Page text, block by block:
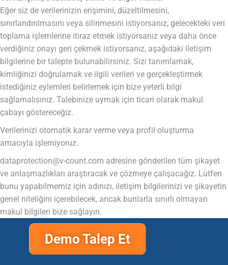
Eğer siz de verilerinizin erişimini, düzeltilmesini,
sınırlandırılmasını veya silinmesini istiyorsanız, gelecekteki veri
toplama işlemlerine itiraz etmek istiyorsanız veya daha önce
verdiğiniz onayı geri çekmek istiyorsanız, aşağıdaki iletişim
bilgilerine bir talepte bulunabilirsiniz. Sizi tanımlamak,
kimliğinizi doğrulamak ve ilgili verileri ve gerçekleştirmek
istediğiniz eylemleri belirlemek için bize yeterli bilgi
sağlamalısınız. Talebinize uymak için ticari olarak makul
çabayı göstereceğiz.
Verilerinizi otomatik karar verme veya profil oluşturma
amacıyla işlemiyoruz.
dataprotection@v-count.com adresine gönderilen tüm şikayet
ve anlaşmazlıkları araştıracak ve çözmeye çalışacağız. Lütfen
bunu yapabilmemiz için adınızı, iletişim bilgilerinizi ve şikayetin
genel niteliğini içerebilecek, ancak bunlarla sınırlı olmayan
makul bilgileri bize sağlayın.
Demo Talep Et